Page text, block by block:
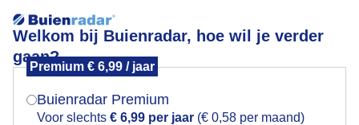
Welkom bij Buienradar, hoe wil je verder
gaan?
Premium € 6,99 / jaar
Buienradar Premium
Voor slechts € 6,99 per jaar (€ 0,58 per maand)
Steeds meer bewolking, Nu nog zon.
Mogen we je locatie gebruiken voor het